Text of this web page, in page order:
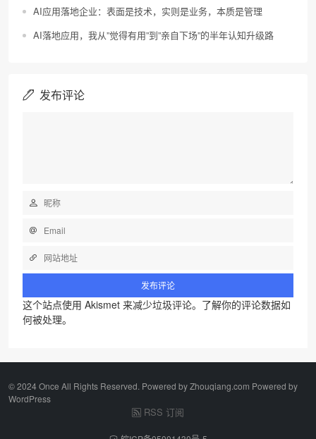
AI应用落地企业：表面是技术，实则是业务，本质是管理
AI落地应用，我从”觉得有用”到”亲自下场”的半年认知升级路
发布评论
这个站点使用 Akismet 来减少垃圾评论。 了解你的评论数据如
何被处理。
©️ 2024 Once All Rights Reserved. Powered by Zhouqiang.com Powered by
WordPress
RSS 订阅